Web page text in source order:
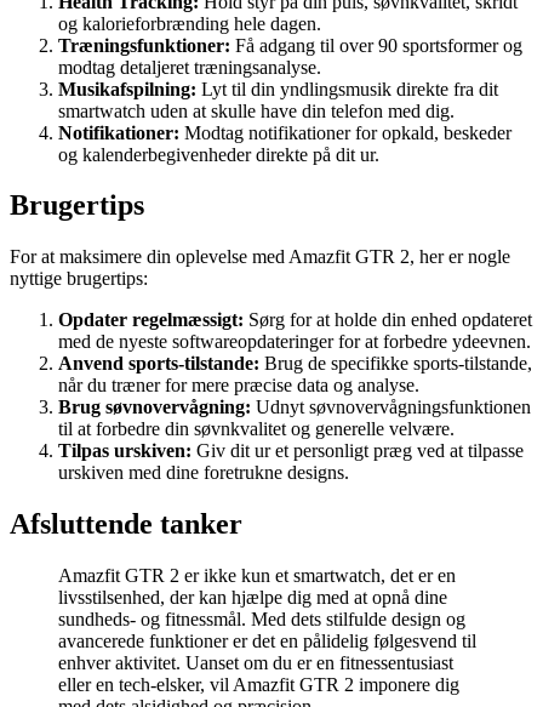
og kalorieforbrænding hele dagen.
Træningsfunktioner: Få adgang til over 90 sportsformer og
modtag detaljeret træningsanalyse.
Musikafspilning: Lyt til din yndlingsmusik direkte fra dit
smartwatch uden at skulle have din telefon med dig.
Notifikationer: Modtag notifikationer for opkald, beskeder
og kalenderbegivenheder direkte på dit ur.
Brugertips
For at maksimere din oplevelse med Amazfit GTR 2, her er nogle
nyttige brugertips:
Opdater regelmæssigt: Sørg for at holde din enhed opdateret
med de nyeste softwareopdateringer for at forbedre ydeevnen.
Anvend sports-tilstande: Brug de specifikke sports-tilstande,
når du træner for mere præcise data og analyse.
Brug søvnovervågning: Udnyt søvnovervågningsfunktionen
til at forbedre din søvnkvalitet og generelle velvære.
Tilpas urskiven: Giv dit ur et personligt præg ved at tilpasse
urskiven med dine foretrukne designs.
Afsluttende tanker
Amazfit GTR 2 er ikke kun et smartwatch, det er en
livsstilsenhed, der kan hjælpe dig med at opnå dine
sundheds- og fitnessmål. Med dets stilfulde design og
avancerede funktioner er det en pålidelig følgesvend til
enhver aktivitet. Uanset om du er en fitnessentusiast
eller en tech-elsker, vil Amazfit GTR 2 imponere dig